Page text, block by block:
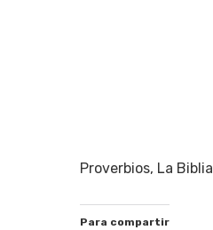
Proverbios, La Biblia
Para compartir